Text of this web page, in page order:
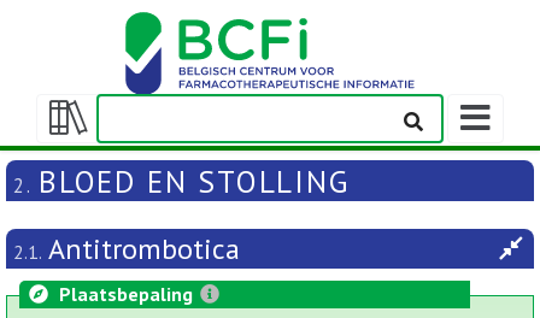
Weergeven/verbergen
inhoudstafel
2. BLOED EN STOLLING
2.1. Antitrombotica
Plaatsbepaling